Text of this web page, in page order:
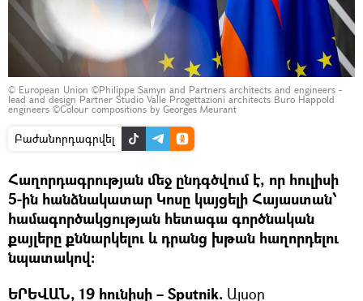
© European Union ©Philippe Samyn and Partners architects and engineers -
lead and design Partner Studio Valle Progettazioni architects Buro Happold
engineers ©Colour compositions by Georges Meurant
Բաժանորդագրվել
Հաղորդագրության մեջ ընդգծվում է, որ հուլիսի
5-ին հանձնակատար Կոսը կայցելի Հայաստան՝
համագործակցության հետագա գործնական
քայլերը քննարկելու և դրանց խթան հաղորդելու
նպատակով։
ԵՐԵՎԱՆ, 19 հունիսի – Sputnik. Այսօր